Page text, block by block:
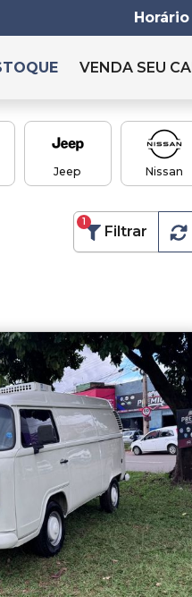
VENDA SEU
Jeep Nissan
Filtrar
1